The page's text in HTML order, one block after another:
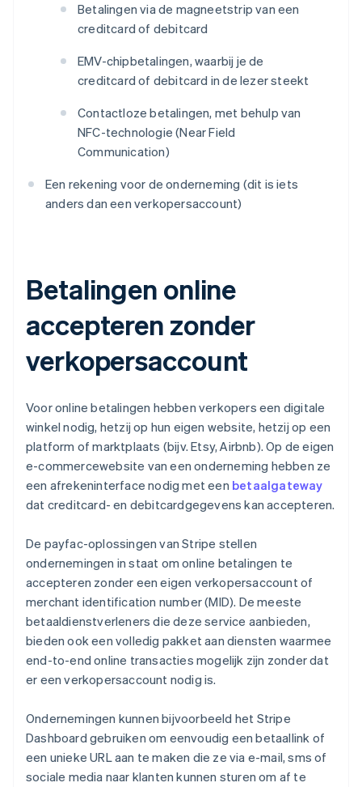
Betalingen via de magneetstrip van een
creditcard of debitcard
EMV-chipbetalingen, waarbij je de
creditcard of debitcard in de lezer steekt
Contactloze betalingen, met behulp van
NFC-technologie (Near Field
Communication)
Een rekening voor de onderneming (dit is iets
anders dan een verkopersaccount)
Betalingen online
accepteren zonder
verkopersaccount
Voor online betalingen hebben verkopers een digitale
winkel nodig, hetzij op hun eigen website, hetzij op een
platform of marktplaats (bijv. Etsy, Airbnb). Op de eigen
e-commercewebsite van een onderneming hebben ze
een afrekeninterface nodig met een betaalgateway
dat creditcard- en debitcardgegevens kan accepteren.
De payfac-oplossingen van Stripe stellen
ondernemingen in staat om online betalingen te
accepteren zonder een eigen verkopersaccount of
merchant identification number (MID). De meeste
betaaldienstverleners die deze service aanbieden,
bieden ook een volledig pakket aan diensten waarmee
end-to-end online transacties mogelijk zijn zonder dat
er een verkopersaccount nodig is.
Ondernemingen kunnen bijvoorbeeld het Stripe
Dashboard gebruiken om eenvoudig een betaallink of
een unieke URL aan te maken die ze via e-mail, sms of
sociale media naar klanten kunnen sturen om af te